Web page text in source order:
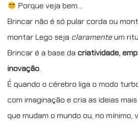
Porque veja bem…
Brincar não é só pular corda ou
montar Lego seja claramenteum
Brincar é a base da criatividade,
inovação.
É quando o cérebro liga o modo
com imaginação e cria as ideias
que mudam o mundo ou, no mínimo,